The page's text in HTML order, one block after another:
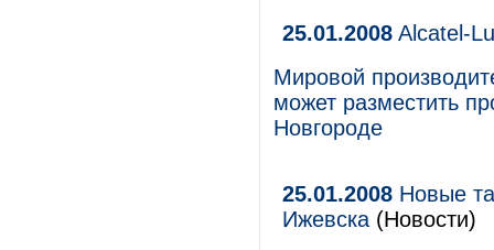
25.01.2008 Alcatel-
Мировой
может разместить
Новгороде
25.01.2008 Новые
Ижевска (Новости)